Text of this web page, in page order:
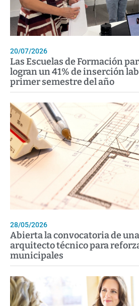
20/07/2026
Las Escuelas de Formación
logran un 41% de inserción
primer semestre del año
28/05/2026
Abierta la convocatoria de
arquitecto técnico para
municipales